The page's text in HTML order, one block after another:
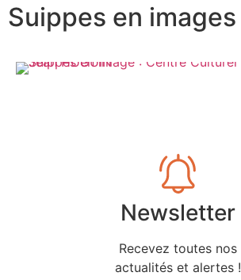
Suippes en images
Newsletter
Recevez toutes nos
actualités et alertes !